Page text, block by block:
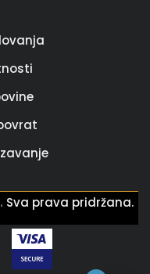
. Sva prava pridržana.